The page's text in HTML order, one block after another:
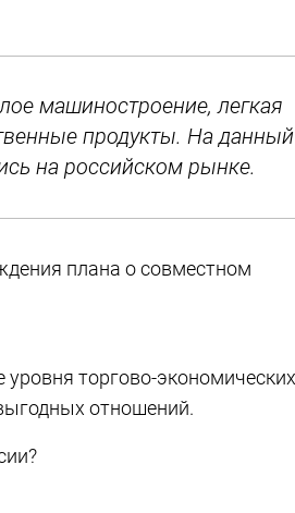
машиностроение, легкая
продукты. На данный
на российском рынке.
плана о совместном
торгово-экономических
отношений.